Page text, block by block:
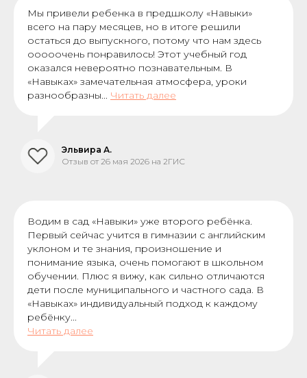
Мы привели ребенка в предшколу «Навыки»
всего на пару месяцев, но в итоге решили
остаться до выпускного, потому что нам здесь
ооооочень понравилось! Этот учебный год
оказался невероятно познавательным. В
«Навыках» замечательная атмосфера, уроки
разнообразны... Читать далее
Эльвира А.
Отзыв от 26 мая 2026 на 2ГИС
Водим в сад «Навыки» уже второго ребёнка.
Первый сейчас учится в гимназии с английским
уклоном и те знания, произношение и
понимание языка, очень помогают в школьном
обучении. Плюс я вижу, как сильно отличаются
дети после муниципального и частного сада. В
«Навыках» индивидуальный подход к каждому
ребёнку...
Читать далее